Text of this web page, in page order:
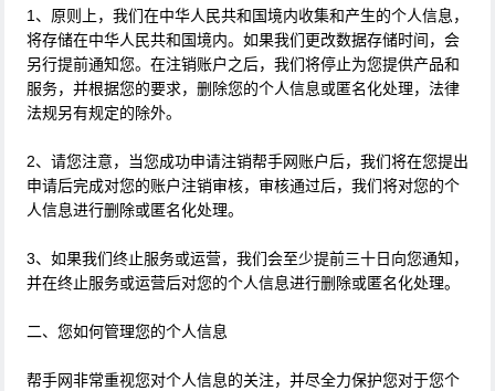
1、原则上，我们在中华人民共和国境内收集和产生的个人信息，
将存储在中华人民共和国境内。如果我们更改数据存储时间，会
另行提前通知您。在注销账户之后，我们将停止为您提供产品和
服务，并根据您的要求，删除您的个人信息或匿名化处理，法律
法规另有规定的除外。
2、请您注意，当您成功申请注销帮手网账户后，我们将在您提出
申请后完成对您的账户注销审核，审核通过后，我们将对您的个
人信息进行删除或匿名化处理。
3、如果我们终止服务或运营，我们会至少提前三十日向您通知，
并在终止服务或运营后对您的个人信息进行删除或匿名化处理。
二、您如何管理您的个人信息
帮手网非常重视您对个人信息的关注，并尽全力保护您对于您个